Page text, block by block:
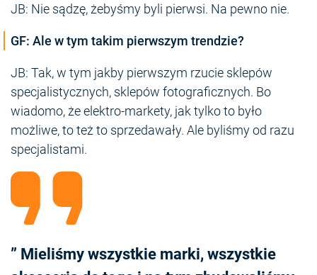
JB: Nie sądzę, żebyśmy byli pierwsi. Na pewno nie.
GF: Ale w tym takim pierwszym trendzie?
JB: Tak, w tym jakby pierwszym rzucie sklepów
specjalistycznych, sklepów fotograficznych. Bo
wiadomo, że elektro-markety, jak tylko to było
możliwe, to też to sprzedawały. Ale byliśmy od razu
specjalistami.
” Mieliśmy wszystkie marki, wszystkie